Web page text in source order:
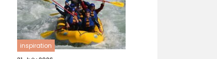
inspiration